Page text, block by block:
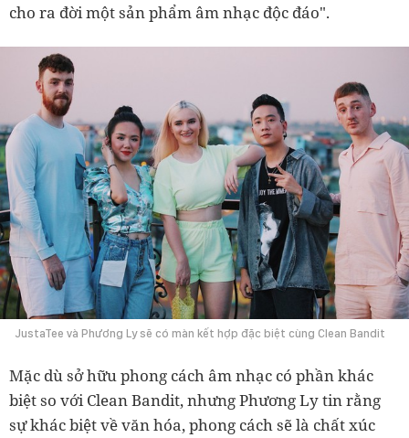
cho ra đời một sản phẩm âm nhạc độc đáo".
JustaTee và Phương Ly sẽ có màn kết hợp đặc biệt cùng Clean Bandit
Mặc dù sở hữu phong cách âm nhạc có phần khác
biệt so với Clean Bandit, nhưng Phương Ly tin rằng
sự khác biệt về văn hóa, phong cách sẽ là chất xúc